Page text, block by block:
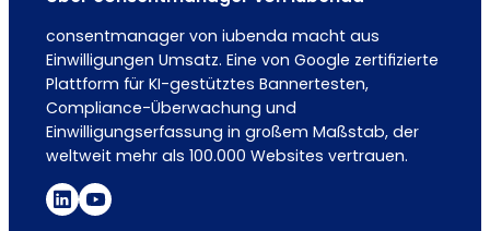
consentmanager von iubenda macht aus
Einwilligungen Umsatz. Eine von Google zertifizierte
Plattform für KI-gestütztes Bannertesten,
Compliance-Überwachung und
Einwilligungserfassung in großem Maßstab, der
weltweit mehr als 100.000 Websites vertrauen.